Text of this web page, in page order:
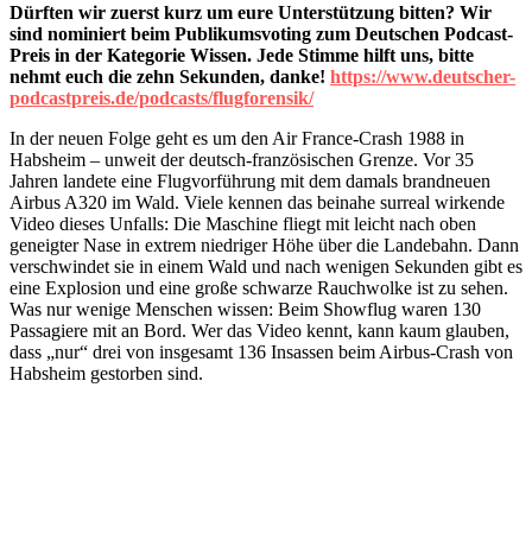
Dürften wir zuerst kurz um eure Unterstützung bitten? Wir
sind nominiert beim Publikumsvoting zum Deutschen Podcast-
Preis in der Kategorie Wissen. Jede Stimme hilft uns, bitte
nehmt euch die zehn Sekunden, danke! https://www.deutscher-
podcastpreis.de/podcasts/flugforensik/
In der neuen Folge geht es um den Air France-Crash 1988 in
Habsheim – unweit der deutsch-französischen Grenze. Vor 35
Jahren landete eine Flugvorführung mit dem damals brandneuen
Airbus A320 im Wald. Viele kennen das beinahe surreal wirkende
Video dieses Unfalls: Die Maschine fliegt mit leicht nach oben
geneigter Nase in extrem niedriger Höhe über die Landebahn. Dann
verschwindet sie in einem Wald und nach wenigen Sekunden gibt es
eine Explosion und eine große schwarze Rauchwolke ist zu sehen.
Was nur wenige Menschen wissen: Beim Showflug waren 130
Passagiere mit an Bord. Wer das Video kennt, kann kaum glauben,
dass „nur“ drei von insgesamt 136 Insassen beim Airbus-Crash von
Habsheim gestorben sind.